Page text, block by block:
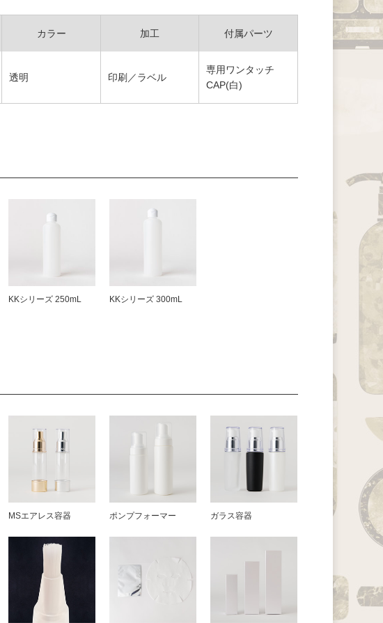
カラー 加工 付属パーツ
透明 印刷／ラベル
専用ワンタッチ
CAP(白)
KKシリーズ 250mL KKシリーズ 300mL
MSエアレス容器 ポンプフォーマー ガラス容器